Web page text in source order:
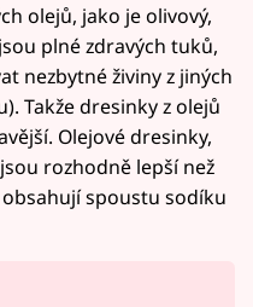
olejů, jako je olivový,
plné zdravých tuků,
nezbytné živiny z jiných
Takže dresinky z olejů
Olejové dresinky,
rozhodně lepší než
spoustu sodíku